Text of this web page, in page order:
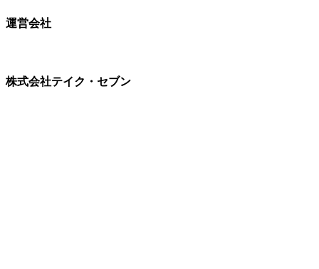
運営会社
株式会社テイク・セブン